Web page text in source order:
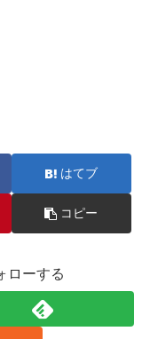
はてブ
コピー
ローする